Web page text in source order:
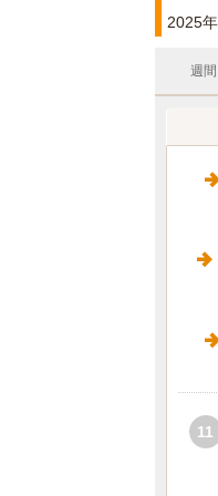
2025年
週
11